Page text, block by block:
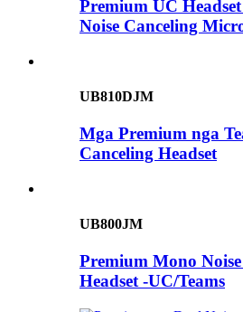
Premium UC
Noise Canceling
UB810DJM
Mga Premium nga
Canceling Headset
UB800JM
Premium Mono
Headset -UC/Teams